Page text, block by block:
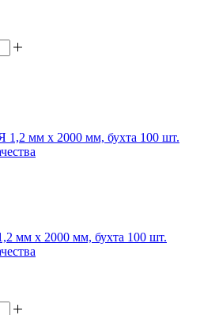
х 2000 мм, бухта 100 шт.